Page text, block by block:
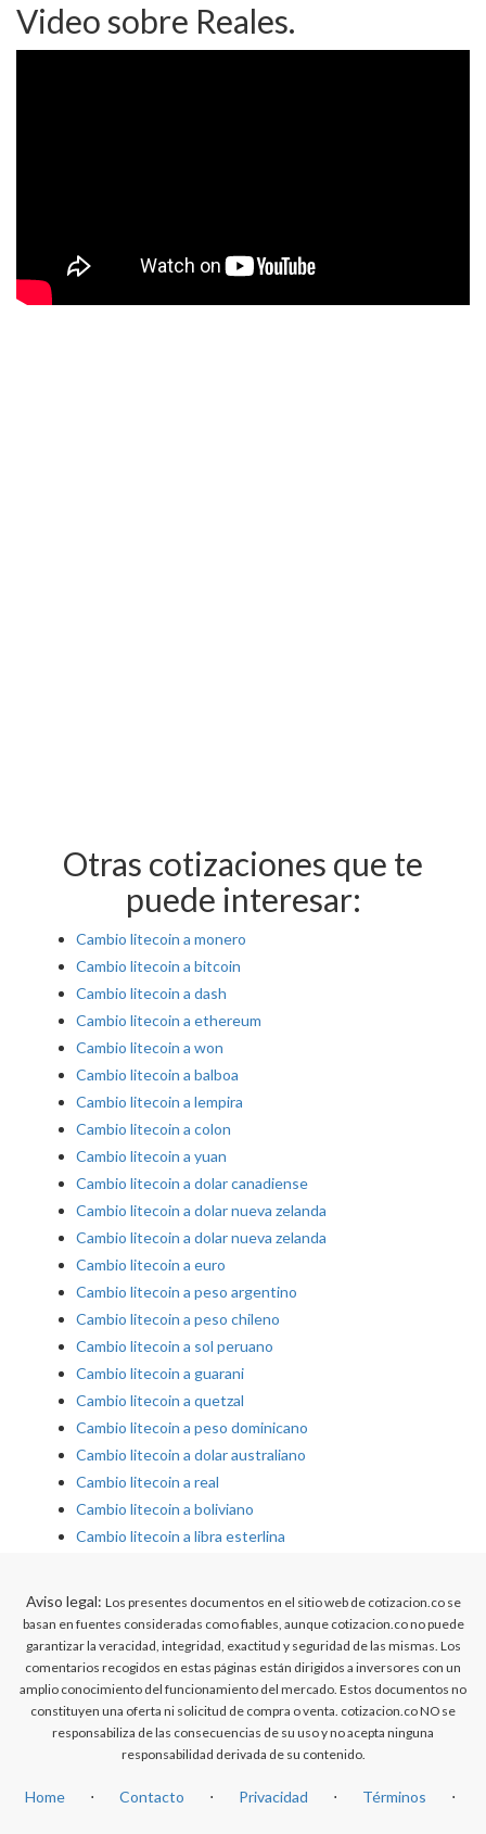
Video sobre Reales.
Otras cotizaciones que te
puede interesar:
Cambio litecoin a monero
Cambio litecoin a bitcoin
Cambio litecoin a dash
Cambio litecoin a ethereum
Cambio litecoin a won
Cambio litecoin a balboa
Cambio litecoin a lempira
Cambio litecoin a colon
Cambio litecoin a yuan
Cambio litecoin a dolar canadiense
Cambio litecoin a dolar nueva zelanda
Cambio litecoin a dolar nueva zelanda
Cambio litecoin a euro
Cambio litecoin a peso argentino
Cambio litecoin a peso chileno
Cambio litecoin a sol peruano
Cambio litecoin a guarani
Cambio litecoin a quetzal
Cambio litecoin a peso dominicano
Cambio litecoin a dolar australiano
Cambio litecoin a real
Cambio litecoin a boliviano
Cambio litecoin a libra esterlina
Aviso legal: Los presentes documentos en el sitio web de cotizacion.co se
basan en fuentes consideradas como fiables, aunque cotizacion.co no puede
garantizar la veracidad, integridad, exactitud y seguridad de las mismas. Los
comentarios recogidos en estas páginas están dirigidos a inversores con un
amplio conocimiento del funcionamiento del mercado. Estos documentos no
constituyen una oferta ni solicitud de compra o venta. cotizacion.co NO se
responsabiliza de las consecuencias de su uso y no acepta ninguna
responsabilidad derivada de su contenido.
Home ⋅ Contacto ⋅ Privacidad ⋅ Términos ⋅